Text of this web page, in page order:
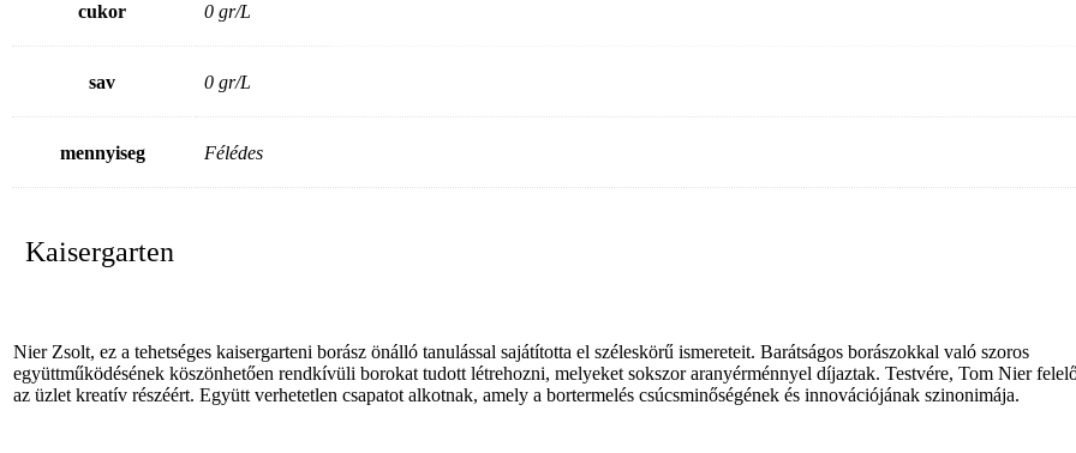
cukor 0 gr/L
sav 0 gr/L
mennyiseg Félédes
Kaisergarten
Nier Zsolt, ez a tehetséges kaisergarteni borász önálló tanulással sajátította el széleskörű ismereteit. Barátságos borászokkal való szoros
együttműködésének köszönhetően rendkívüli borokat tudott létrehozni, melyeket sokszor aranyérménnyel díjaztak. Testvére, Tom Nier
az üzlet kreatív részéért. Együtt verhetetlen csapatot alkotnak, amely a bortermelés csúcsminőségének és innovációjának szinonimája.